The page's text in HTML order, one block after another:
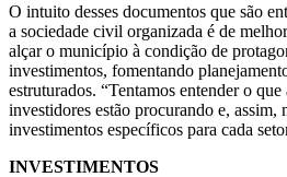
O intuito desses documentos que são
a sociedade civil organizada é de
alçar o município à condição de
investimentos, fomentando
estruturados. “Tentamos entender o
investidores estão procurando e, assim,
investimentos específicos para cada
INVESTIMENTOS